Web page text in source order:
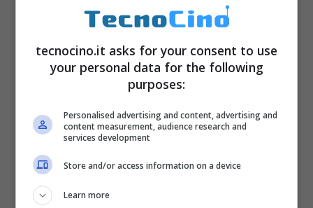
Display LTPS da 5,2 pollici Full-HD
(1920×1080)
tecnocino.it asks for your consent to use
your personal data for the following
purposes:
Personalised advertising and content, advertising and
content measurement, audience research and
services development
Store and/or access information on a device
Learn more